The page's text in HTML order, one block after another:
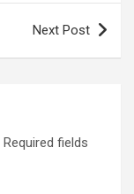
Next Post
Required fields